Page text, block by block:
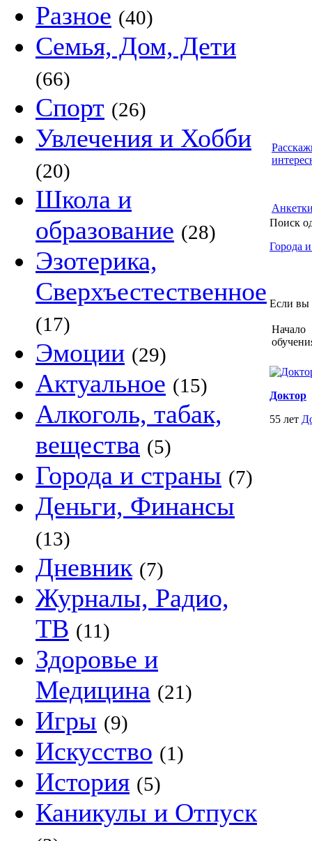
Разное (40)
Семья, Дом, Дети
(66)
Спорт (26)
Увлечения и Хобби
(20)
Школа и
образование (28)
Эзотерика,
Сверхъестественное
(17)
Эмоции (29)
Актуальное (15)
Алкоголь, табак,
вещества (5)
Города и страны (7)
Деньги, Финансы
(13)
Дневник (7)
Журналы, Радио,
ТВ (11)
Здоровье и
Медицина (21)
Игры (9)
Искусство (1)
История (5)
Каникулы и Отпуск
Поиск
Города
Если вы
Начало
Доктор
55 лет